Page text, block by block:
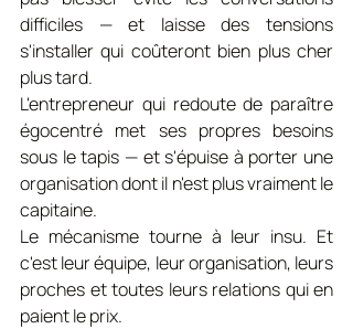
difficiles — et laisse des tensions
s'installer qui coûteront bien plus cher
plus tard.
L'entrepreneur qui redoute de paraître
égocentré met ses propres besoins
sous le tapis — et s'épuise à porter une
organisation dont il n'est plus vraiment le
capitaine.
Le mécanisme tourne à leur insu. Et
c'est leur équipe, leur organisation, leurs
proches et toutes leurs relations qui en
paient le prix.